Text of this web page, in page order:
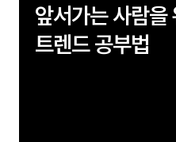
앞서가는 사람을
트렌드 공부법